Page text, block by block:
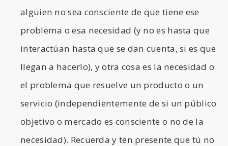
alguien no sea consciente de que tiene ese
problema o esa necesidad (y no es hasta que
interactúan hasta que se dan cuenta, si es que
llegan a hacerlo), y otra cosa es la necesidad o
el problema que resuelve un producto o un
servicio (independientemente de si un público
objetivo o mercado es consciente o no de la
necesidad). Recuerda y ten presente que tú no